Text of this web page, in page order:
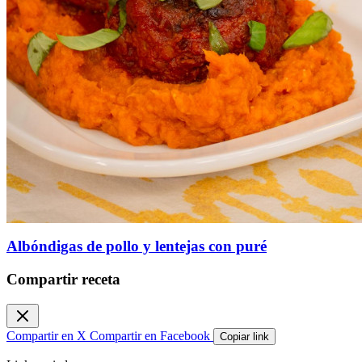
Albóndigas de pollo y lentejas con puré
Compartir receta
Compartir en X Compartir en Facebook Copiar link